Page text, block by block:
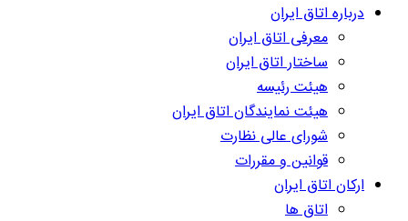
درباره اتاق ایران
معرفی اتاق ایران
ساختار اتاق ایران
هیئت رئیسه
هیئت نمایندگان اتاق ایران
شورای عالی نظارت
قوانین و مقررات
ارکان اتاق ایران
اتاق ها